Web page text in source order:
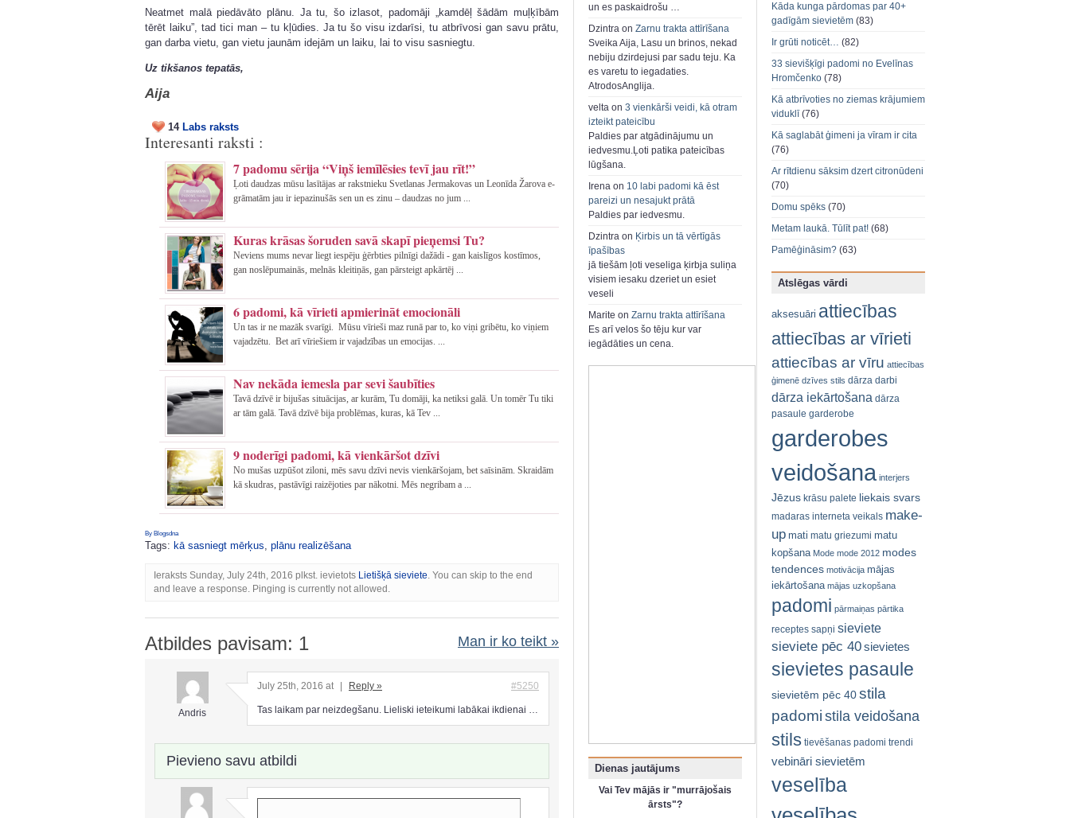
Neatmet malā piedāvāto plānu. Ja tu, šo izlasot, padomāji „kamdēļ šādām muļķībām
tērēt laiku”, tad tici man – tu kļūdies. Ja tu šo visu izdarīsi, tu atbrīvosi gan savu prātu,
gan darba vietu, gan vietu jaunām idejām un laiku, lai to visu sasniegtu.
Uz tikšanos tepatās,
Aija
14 Labs raksts
Interesanti raksti :
7 padomu sērija “Viņš iemīlēsies tevī jau rīt!”
Ļoti daudzas mūsu lasītājas ar rakstnieku Svetlanas Jermakovas un Leonīda Žarova e-
grāmatām jau ir iepazinušās sen un es zinu – daudzas no jum ...
Kuras krāsas šoruden savā skapī pieņemsi Tu?
Neviens mums nevar liegt iespēju ģērbties pilnīgi dažādi - gan kaislīgos kostīmos,
gan noslēpumainās, melnās kleitiņās, gan pārsteigt apkārtēj ...
6 padomi, kā vīrieti apmierināt emocionāli
Un tas ir ne mazāk svarīgi. Mūsu vīrieši maz runā par to, ko viņi gribētu, ko viņiem
vajadzētu. Bet arī vīriešiem ir vajadzības un emocijas. ...
Nav nekāda iemesla par sevi šaubīties
Tavā dzīvē ir bijušas situācijas, ar kurām, Tu domāji, ka netiksi galā. Un tomēr Tu tiki
ar tām galā. Tavā dzīvē bija problēmas, kuras, kā Tev ...
9 noderīgi padomi, kā vienkāršot dzīvi
No mušas uzpūšot ziloni, mēs savu dzīvi nevis vienkāršojam, bet saīsinām. Skraidām
kā skudras, pastāvīgi raizējoties par nākotni. Mēs negribam a ...
By Blogsdna
Tags: kā sasniegt mērķus plānu realizēšana
Ieraksts Sunday, July 24th, 2016 plkst. ievietots Lietišķā sieviete . You can skip to the end
and leave a response. Pinging is currently not allowed.
Atbildes pavisam: 1 Man ir ko teikt »
Andris
July 25th, 2016 at Reply » #5250
Tas laikam par neizdegšanu. Lieliski ieteikumi labākai ikdienai …
Pievieno savu atbildi
un es paskaidrošu …
Dzintra on Zarnu trakta attīrīšana
Sveika Aija, Lasu un brinos, nekad
nebiju dzirdejusi par sadu teju. Ka
es varetu to iegadaties.
AtrodosAnglija.
velta on 3 vienkārši veidi, kā otram
izteikt pateicību
Paldies par atgādinājumu un
iedvesmu.Ļoti patika pateicības
lūgšana.
Irena on 10 labi padomi kā ēst
pareizi un nesajukt prātā
Paldies par iedvesmu.
Dzintra on Ķirbis un tā vērtīgās
īpašības
jā tiešām ļoti veseliga ķirbja suliņa
visiem iesaku dzeriet un esiet
veseli
Marite on Zarnu trakta attīrīšana
Es arī velos šo tēju kur var
iegādāties un cena.
Dienas jautājums
Vai Tev mājās ir "murrājošais
ārsts"?
Kāda kunga pārdomas par 40+
gadīgām sievietēm (83)
Ir grūti noticēt… (82)
33 sievišķīgi padomi no Evelīnas
Hromčenko (78)
Kā atbrīvoties no ziemas krājumiem
viduklī(76)
Kā saglabāt ģimeni ja vīram ir cita
(76)
Ar rītdienu sāksim dzert citronūdeni
(70)
Domu spēks (70)
Metam laukā. Tūlīt pat! (68)
Pamēģināsim? (63)
Atslēgas vārdi
aksesuāri attiecības
attiecības ar vīrieti
attiecības ar vīru attiecības
ģimenē dzīves stils dārza darbi
dārza iekārtošana dārza
pasaule garderobe
garderobes
veidošana interjers
Jēzus krāsu palete liekais svars
madaras interneta veikals make-
up mati matu griezumi matu
kopšana Mode mode 2012 modes
tendences motivācija mājas
iekārtošana mājas uzkopšana
padomi pārmaiņas pārtika
receptes sapņi sieviete
sieviete pēc 40sievietes
sievietes pasaule
sievietēm pēc 40stila
padomistila veidošana
stils tievēšanas padomi trendi
vebināri sievietēm
veselība